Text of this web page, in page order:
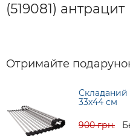
(519081) антрацит
Отримайте
Складаний
33х44 см
900 грн.